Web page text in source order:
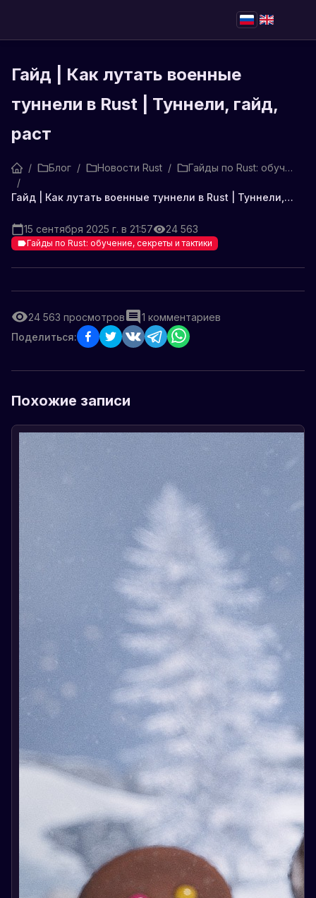
Гайд | Как лутать военные
туннели в Rust | Туннели, гайд,
раст
/ Блог / Новости Rust /
Гайды по Rust: обучение, секреты и тактики
/
Гайд | Как лутать военные туннели в Rust | Туннели, гайд, раст
15 сентября 2025 г. в 21:57 24 563
Гайды по Rust: обучение, секреты и тактики
24 563 просмотров 1 комментариев
Поделиться:
Похожие записи